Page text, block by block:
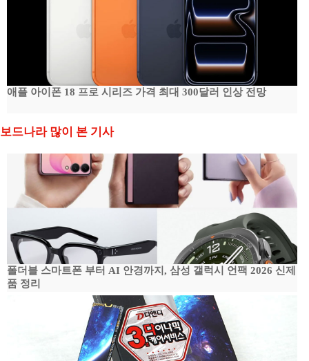
애플 아이폰 18 프로 시리즈 가격 최대 300달러 인상 전망
보드나라 많이 본 기사
폴더블 스마트폰 부터 AI 안경까지, 삼성 갤럭시 언팩 2026 신제
품 정리